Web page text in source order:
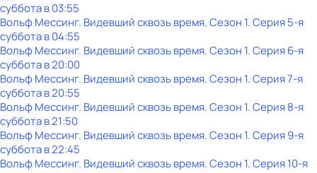
субботав03:55
Вольф Мессинг. Видевший сквозь время. Сезон 1. Серия 5-я
субботав04:55
Вольф Мессинг. Видевший сквозь время. Сезон 1. Серия 6-я
субботав20:00
Вольф Мессинг. Видевший сквозь время. Сезон 1. Серия 7-я
субботав20:55
Вольф Мессинг. Видевший сквозь время. Сезон 1. Серия 8-я
субботав21:50
Вольф Мессинг. Видевший сквозь время. Сезон 1. Серия 9-я
субботав22:45
Вольф Мессинг. Видевший сквозь время. Сезон 1. Серия 10-я